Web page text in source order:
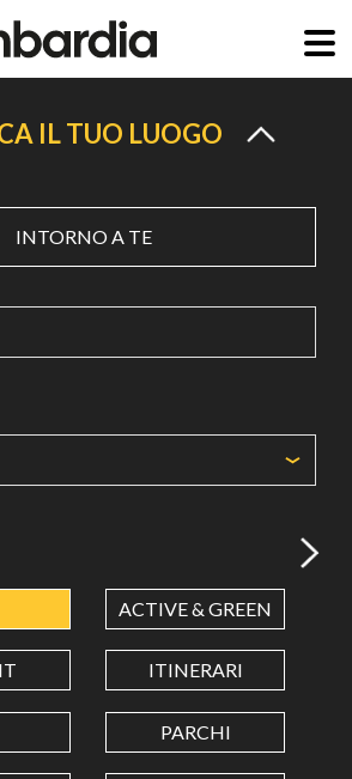
IL TUO LUOGO
INTORNO A TE
ACTIVE & GREEN
ITINERARI
PARCHI